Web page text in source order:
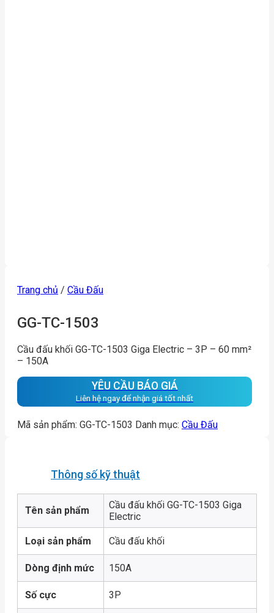
Trang chủ / Cầu Đấu
GG-TC-1503
Cầu đấu khối GG-TC-1503 Giga Electric – 3P – 60 mm²
– 150A
YÊU CẦU BÁO GIÁ
Liên hệ ngay để nhận giá tốt nhất
Mã sản phẩm: GG-TC-1503 Danh mục: Cầu Đấu
Thông số kỹ thuật
Tên sản phẩm
Cầu đấu khối GG-TC-1503 Giga
Electric
Loại sản phẩm Cầu đấu khối
Dòng định mức 150A
Số cực 3P